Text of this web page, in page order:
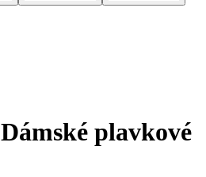
Dámské plavkové